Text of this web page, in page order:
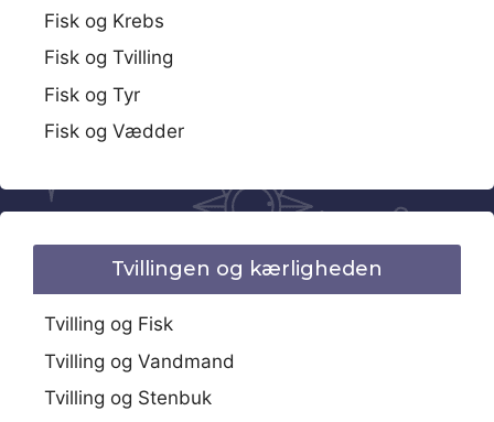
Fisk og Krebs
Fisk og Tvilling
Fisk og Tyr
Fisk og Vædder
Tvillingen og kærligheden
Tvilling og Fisk
Tvilling og Vandmand
Tvilling og Stenbuk